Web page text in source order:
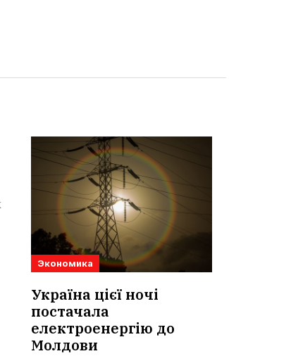
Экономика
Україна цієї ночі
постачала
електроенергію до
Молдови